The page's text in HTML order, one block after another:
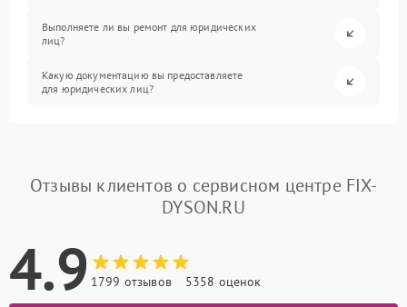
Выполняете ли вы ремонт для юридических
лиц?
Какую документацию вы предоставляете
для юридических лиц?
Отзывы клиентов о сервисном центре FIX-
DYSON.RU
4.9 1799 отзывов 5358 оценок